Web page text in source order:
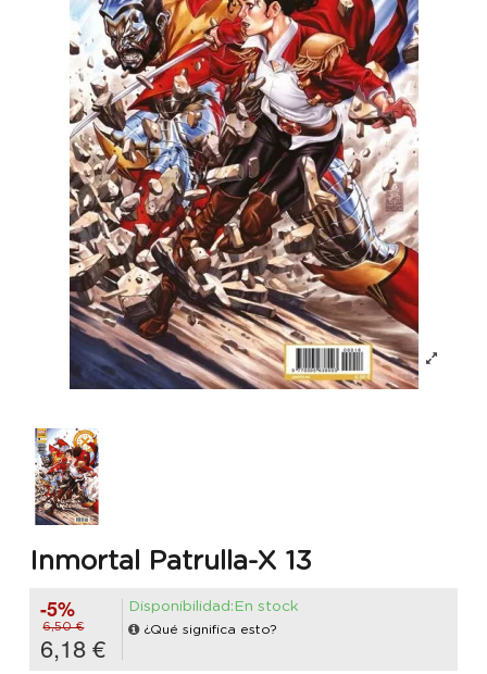
Inmortal Patrulla-X 13
-5%
6,50 €
6,18 €
Disponibilidad:En stock
¿Qué significa esto?